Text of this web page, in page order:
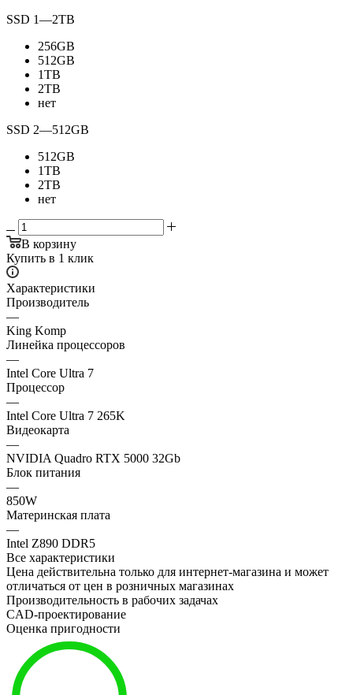
SSD 1—2TB
256GB
512GB
1TB
2TB
нет
SSD 2—512GB
512GB
1TB
2TB
нет
В корзину
Купить в 1 клик
Характеристики
Производитель
—
King Komp
Линейка процессоров
—
Intel Core Ultra 7
Процессор
—
Intel Core Ultra 7 265K
Видеокарта
—
NVIDIA Quadro RTX 5000 32Gb
Блок питания
—
850W
Материнская плата
—
Intel Z890 DDR5
Все характеристики
Цена действительна только для интернет-магазина и может
отличаться от цен в розничных магазинах
Производительность в рабочих задачах
CAD-проектирование
Оценка пригодности